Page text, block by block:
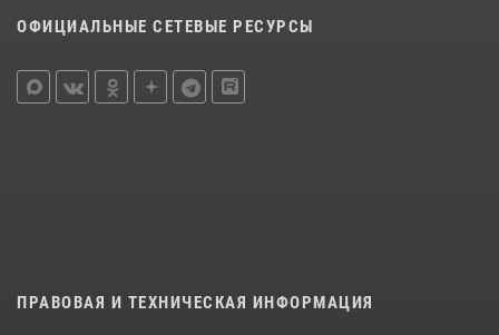
ОФИЦИАЛЬНЫЕ СЕТЕВЫЕ РЕСУРСЫ
ПРАВОВАЯ И ТЕХНИЧЕСКАЯ ИНФОРМАЦИЯ